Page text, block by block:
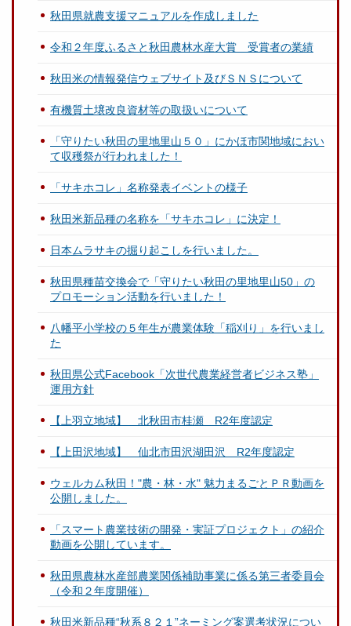
秋田県就農支援マニュアルを作成しました
令和２年度ふるさと秋田農林水産大賞 受賞者の業績
秋田米の情報発信ウェブサイト及びＳＮＳについて
有機質土壌改良資材等の取扱いについて
「守りたい秋田の里地里山５０」にかほ市関地域におい
て収穫祭が行われました！
「サキホコレ」名称発表イベントの様子
秋田米新品種の名称を「サキホコレ」に決定！
日本ムラサキの掘り起こしを行いました。
秋田県種苗交換会で「守りたい秋田の里地里山50」の
プロモーション活動を行いました！
八幡平小学校の５年生が農業体験「稲刈り」を行いまし
た
秋田県公式Facebook「次世代農業経営者ビジネス塾」
運用方針
【上羽立地域】 北秋田市桂瀬 R2年度認定
【上田沢地域】 仙北市田沢湖田沢 R2年度認定
ウェルカム秋田！"農・林・水" 魅力まるごとＰＲ動画を
公開しました。
「スマート農業技術の開発・実証プロジェクト」の紹介
動画を公開しています。
秋田県農林水産部農業関係補助事業に係る第三者委員会
（令和２年度開催）
秋田米新品種“秋系８２１”ネーミング案選考状況につい